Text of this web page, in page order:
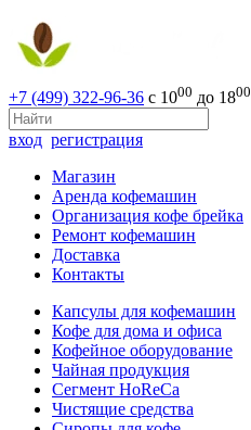
+7 (499) 322-96-36 с 1000 до 1800
вход регистрация
Магазин
Аренда кофемашин
Организация кофе брейка
Ремонт кофемашин
Доставка
Контакты
Капсулы для кофемашин
Кофе для дома и офиса
Кофейное оборудование
Чайная продукция
Сегмент HoReCa
Чистящие средства